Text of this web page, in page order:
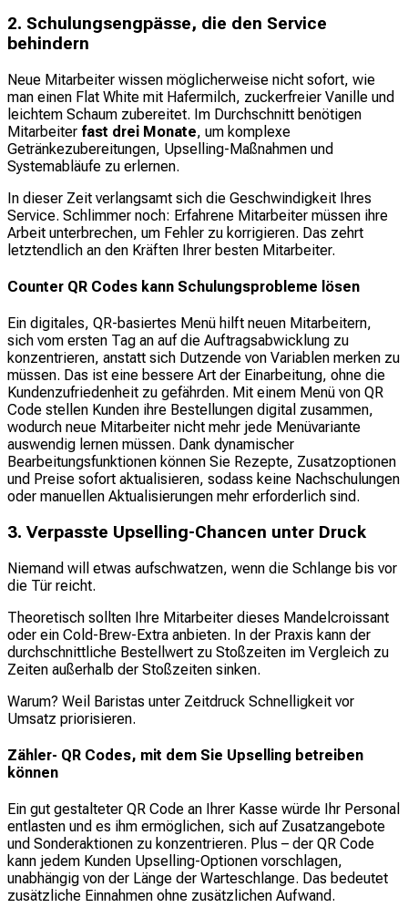
2. Schulungsengpässe, die den Service
behindern
Neue Mitarbeiter wissen möglicherweise nicht sofort, wie
man einen Flat White mit Hafermilch, zuckerfreier Vanille und
leichtem Schaum zubereitet. Im Durchschnitt benötigen
Mitarbeiter fast drei Monate, um komplexe
Getränkezubereitungen, Upselling-Maßnahmen und
Systemabläufe zu erlernen.
In dieser Zeit verlangsamt sich die Geschwindigkeit Ihres
Service. Schlimmer noch: Erfahrene Mitarbeiter müssen ihre
Arbeit unterbrechen, um Fehler zu korrigieren. Das zehrt
letztendlich an den Kräften Ihrer besten Mitarbeiter.
Counter QR Codes kann Schulungsprobleme lösen
Ein digitales, QR-basiertes Menü hilft neuen Mitarbeitern,
sich vom ersten Tag an auf die Auftragsabwicklung zu
konzentrieren, anstatt sich Dutzende von Variablen merken zu
müssen. Das ist eine bessere Art der Einarbeitung, ohne die
Kundenzufriedenheit zu gefährden. Mit einem Menü von QR
Code stellen Kunden ihre Bestellungen digital zusammen,
wodurch neue Mitarbeiter nicht mehr jede Menüvariante
auswendig lernen müssen. Dank dynamischer
Bearbeitungsfunktionen können Sie Rezepte, Zusatzoptionen
und Preise sofort aktualisieren, sodass keine Nachschulungen
oder manuellen Aktualisierungen mehr erforderlich sind.
3. Verpasste Upselling-Chancen unter Druck
Niemand will etwas aufschwatzen, wenn die Schlange bis vor
die Tür reicht.
Theoretisch sollten Ihre Mitarbeiter dieses Mandelcroissant
oder ein Cold-Brew-Extra anbieten. In der Praxis kann der
durchschnittliche Bestellwert zu Stoßzeiten im Vergleich zu
Zeiten außerhalb der Stoßzeiten sinken.
Warum? Weil Baristas unter Zeitdruck Schnelligkeit vor
Umsatz priorisieren.
Zähler- QR Codes, mit dem Sie Upselling betreiben
können
Ein gut gestalteter QR Code an Ihrer Kasse würde Ihr Personal
entlasten und es ihm ermöglichen, sich auf Zusatzangebote
und Sonderaktionen zu konzentrieren. Plus – der QR Code
kann jedem Kunden Upselling-Optionen vorschlagen,
unabhängig von der Länge der Warteschlange. Das bedeutet
zusätzliche Einnahmen ohne zusätzlichen Aufwand.